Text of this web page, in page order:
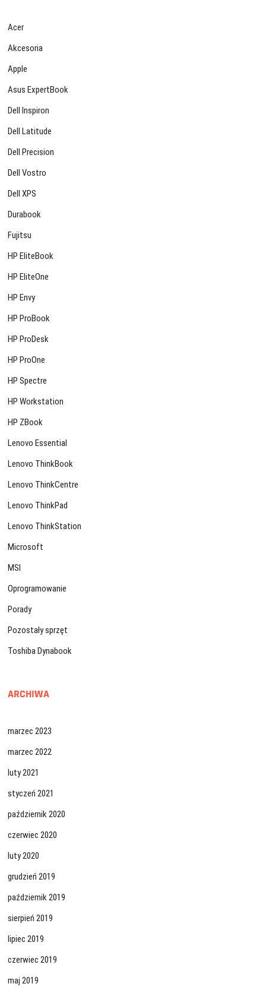
Acer
Akcesoria
Apple
Asus ExpertBook
Dell Inspiron
Dell Latitude
Dell Precision
Dell Vostro
Dell XPS
Durabook
Fujitsu
HP EliteBook
HP EliteOne
HP Envy
HP ProBook
HP ProDesk
HP ProOne
HP Spectre
HP Workstation
HP ZBook
Lenovo Essential
Lenovo ThinkBook
Lenovo ThinkCentre
Lenovo ThinkPad
Lenovo ThinkStation
Microsoft
MSI
Oprogramowanie
Porady
Pozostały sprzęt
Toshiba Dynabook
ARCHIWA
marzec 2023
marzec 2022
luty 2021
styczeń 2021
październik 2020
czerwiec 2020
luty 2020
grudzień 2019
październik 2019
sierpień 2019
lipiec 2019
czerwiec 2019
maj 2019